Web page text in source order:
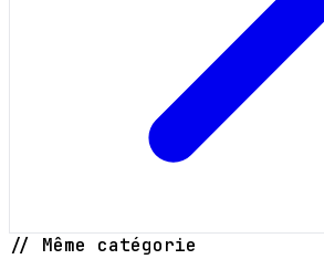
// Même catégorie